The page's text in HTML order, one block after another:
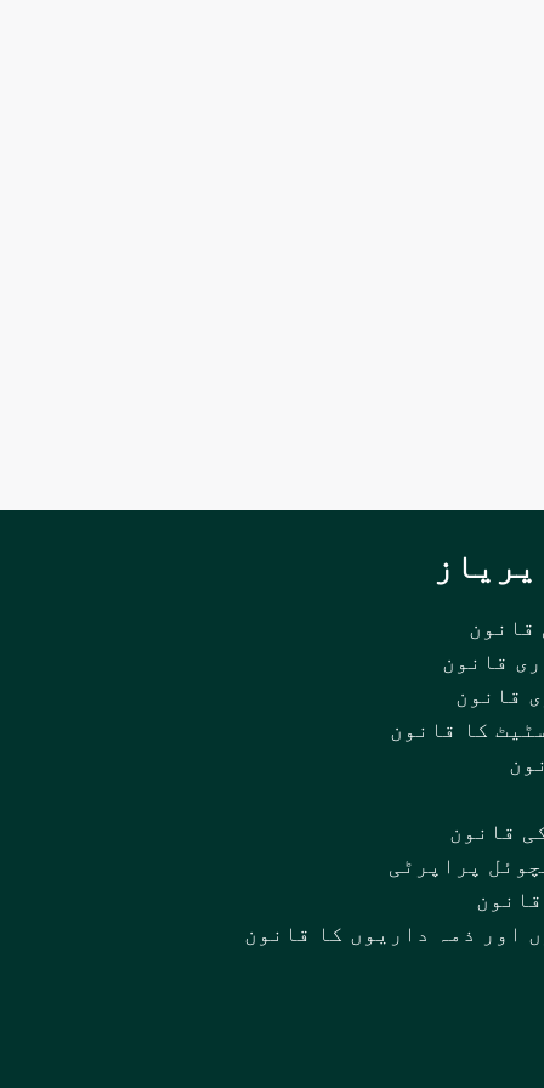
قانون
قانون
قانون
کا قانون
قانون
پراپرٹی
اور ذمہ داریوں کا قانون